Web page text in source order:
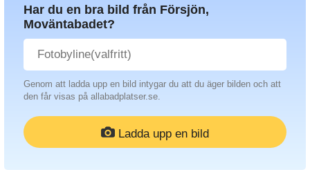
Har du en bra bild från Försjön,
Moväntabadet?
Genom att ladda upp en bild intygar du att du äger bilden och att
den får visas på allabadplatser.se.
Ladda upp en bild